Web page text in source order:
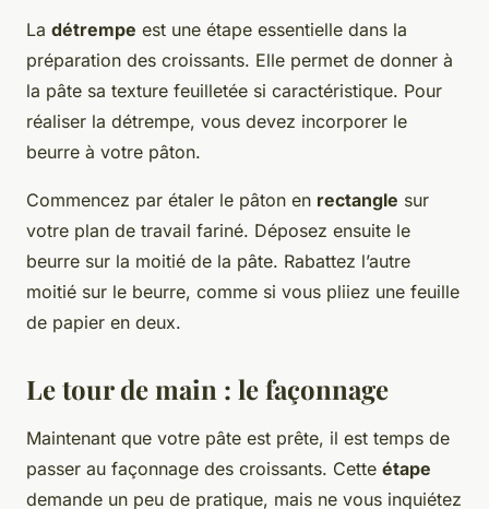
La détrempe est une étape essentielle dans la
préparation des croissants. Elle permet de donner à
la pâte sa texture feuilletée si caractéristique. Pour
réaliser la détrempe, vous devez incorporer le
beurre à votre pâton.
Commencez par étaler le pâton en rectangle sur
votre plan de travail fariné. Déposez ensuite le
beurre sur la moitié de la pâte. Rabattez l’autre
moitié sur le beurre, comme si vous pliiez une feuille
de papier en deux.
Le tour de main : le façonnage
Maintenant que votre pâte est prête, il est temps de
passer au façonnage des croissants. Cette étape
demande un peu de pratique, mais ne vous inquiétez